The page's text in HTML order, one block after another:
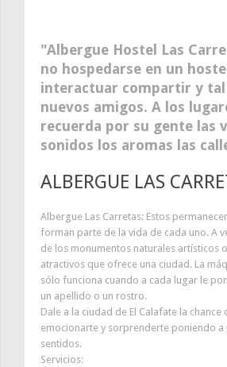
Albergue Hostel Las
no hospedarse en un
interactuar compartir y tal
nuevos amigos. A los
recuerda por su gente las
sonidos los aromas las
ALBERGUE LAS
Albergue Las Carretas: Estos
forman parte de la vida de cada uno. A
de los monumentos naturales artísticos
atractivos que ofrece una ciudad. La
sólo funciona cuando a cada lugar le
un apellido o un rostro.
Dale a la ciudad de El Calafate la
emocionarte y sorprenderte poniendo a
sentidos.
Servicios: